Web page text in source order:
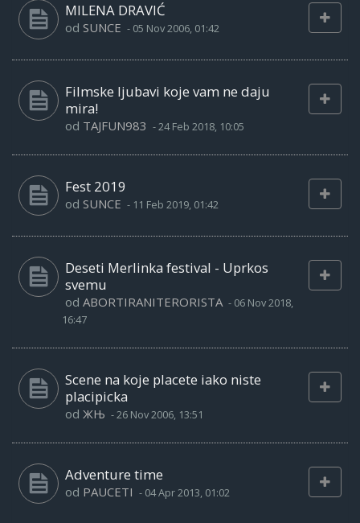
MILENA DRAVIĆ
od SUNCE - 05 Nov 2006, 01:42
Filmske ljubavi koje vam ne daju
mira!
od TAJFUN983 -24 Feb 2018, 10:05
Fest 2019
od SUNCE - 11 Feb 2019, 01:42
Deseti Merlinka festival - Uprkos
svemu
od ABORTIRANITERORISTA - 06 Nov 2018,
16:47
Scene na koje placete iako niste
placipicka
od ЖЊ -26 Nov 2006, 13:51
Adventure time
od PAUCETI - 04 Apr 2013, 01:02